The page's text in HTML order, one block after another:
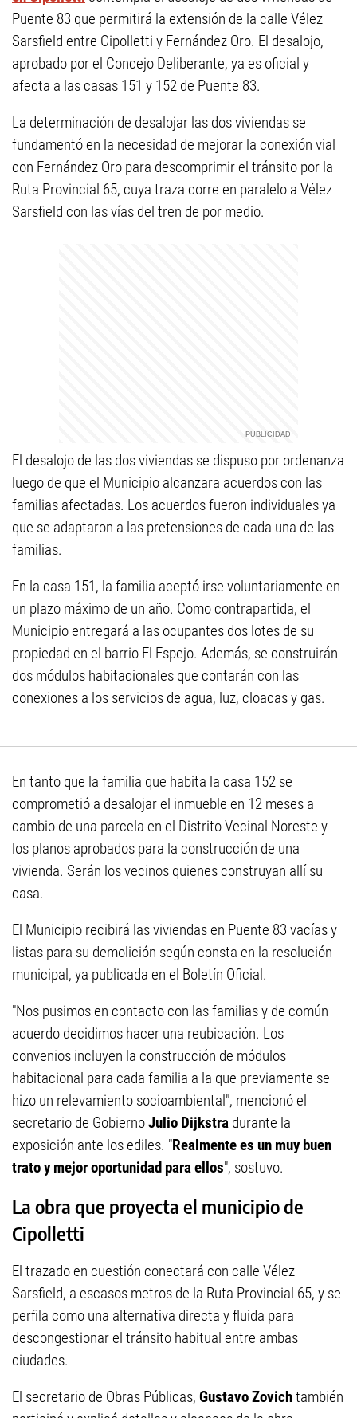
Puente 83 que permitirá la extensión de la calle Vélez
Sarsfield entre Cipolletti y Fernández Oro. El desalojo,
aprobado por el Concejo Deliberante, ya es oficial y
afecta a las casas 151 y 152 de Puente 83.
La determinación de desalojar las dos viviendas se
fundamentó en la necesidad de mejorar la conexión vial
con Fernández Oro para descomprimir el tránsito por la
Ruta Provincial 65, cuya traza corre en paralelo a Vélez
Sarsfield con las vías del tren de por medio.
El desalojo de las dos viviendas se dispuso por ordenanza
luego de que el Municipio alcanzara acuerdos con las
familias afectadas. Los acuerdos fueron individuales ya
que se adaptaron a las pretensiones de cada una de las
familias.
En la casa 151, la familia aceptó irse voluntariamente en
un plazo máximo de un año. Como contrapartida, el
Municipio entregará a las ocupantes dos lotes de su
propiedad en el barrio El Espejo. Además, se construirán
dos módulos habitacionales que contarán con las
conexiones a los servicios de agua, luz, cloacas y gas.
En tanto que la familia que habita la casa 152 se
comprometió a desalojar el inmueble en 12 meses a
cambio de una parcela en el Distrito Vecinal Noreste y
los planos aprobados para la construcción de una
vivienda. Serán los vecinos quienes construyan allí su
casa.
El Municipio recibirá las viviendas en Puente 83 vacías y
listas para su demolición según consta en la resolución
municipal, ya publicada en el Boletín Oficial.
"Nos pusimos en contacto con las familias y de común
acuerdo decidimos hacer una reubicación. Los
convenios incluyen la construcción de módulos
habitacional para cada familia a la que previamente se
hizo un relevamiento socioambiental", mencionó el
secretario de GobiernoJulio Dijkstra durante la
exposición ante los ediles. "Realmente es un muy buen
trato y mejor oportunidad para ellos", sostuvo.
La obra que proyecta el municipio de
Cipolletti
El trazado en cuestión conectará con calle Vélez
Sarsfield, a escasos metros de la Ruta Provincial 65, y se
perfila como una alternativa directa y fluida para
descongestionar el tránsito habitual entre ambas
ciudades.
El secretario de Obras Públicas, Gustavo Zovichtambién